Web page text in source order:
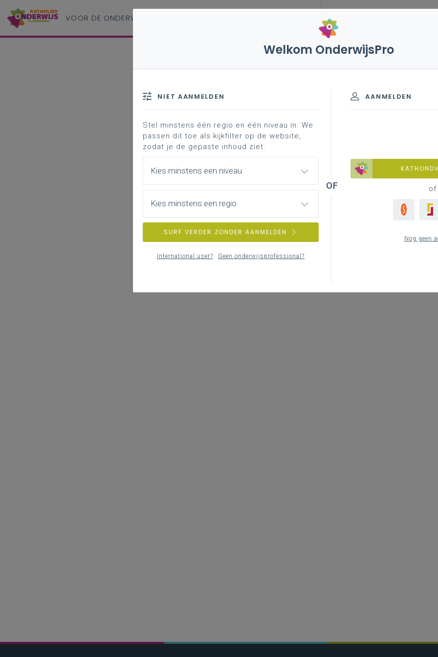
VOOR DE ONDERWIJS
Welkom OnderwijsPro
AANMELDEN
of
Nog geen
NIET AANMELDEN
Stel minstens één regio en één niveau in. We
passen dit toe als kijkfilter op de website,
zodat je de gepaste inhoud ziet.
Kies minstens een niveau
Kies minstens een regio
SURF VERDER ZONDER AANMELDEN
International user? Geen onderwijsprofessional?